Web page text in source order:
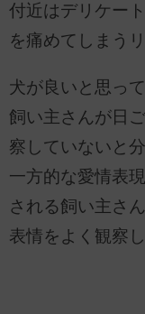
付近はデリケー
を痛めてしまう
犬が良いと思っ
飼い主さんが日
察していないと
一方的な愛情表
される飼い主さ
表情をよく観察